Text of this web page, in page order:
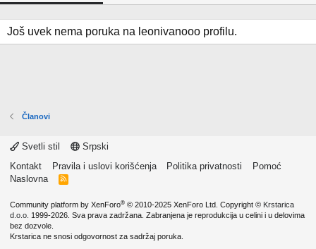
Još uvek nema poruka na leonivanooo profilu.
Članovi
Svetli stil
Srpski
Kontakt
Pravila i uslovi korišćenja Politika privatnosti
Pomoć
Naslovna
R
Community platform by XenForo® © 2010-2025 XenForo Ltd. Copyright © Krstarica
d.o.o. 1999-2026. Sva prava zadržana. Zabranjena je reprodukcija u celini i u delovima
bez dozvole.
Krstarica ne snosi odgovornost za sadržaj poruka.